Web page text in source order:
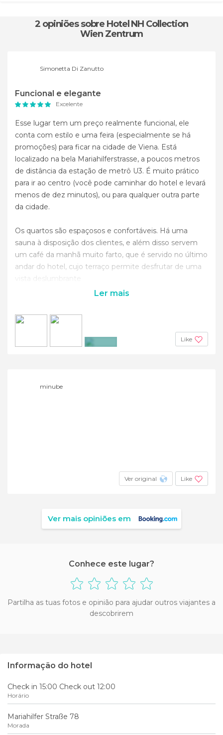
2 opiniõessobre Hotel NH Collection
Wien Zentrum
Simonetta Di Zanutto
Funcional e elegante
Excelente
Esse lugar tem um preço realmente funcional, ele
conta com estilo e uma feira (especialmente se há
promoções) para ficar na cidade de Viena. Está
localizado na bela Mariahilferstrasse, a poucos metros
de distância da estação de metrô U3. É muito prático
para ir ao centro (você pode caminhar do hotel e levará
menos de dez minutos), ou para qualquer outra parte
da cidade.
Os quartos são espaçosos e confortáveis. Há uma
sauna à disposição dos clientes, e além disso servem
um café da manhã muito farto, que é servido no último
andar do hotel, cujo terraço permite desfrutar de uma
vista deslumbrante
Ler mais
Like
minube
Ver original Like
Ver mais opiniões em
Conhece este lugar?
Partilha as tuas fotos e opinião para ajudar outros viajantes a
descobrirem
Informação do hotel
Check in 15:00 Check out 12:00
Horário
Mariahilfer Straße 78
Morada